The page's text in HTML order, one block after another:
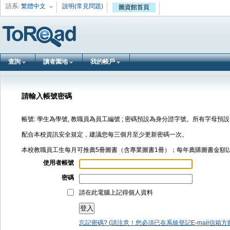
語系: 繁體中文 說明(常見問題) 圖資館首頁
查詢 讀者園地 我的帳戶
請輸入帳號密碼
帳號: 學生為學號, 教職員為員工編號 ; 密碼預設為身分證字號。所有字母預
配合本校資訊安全規定，建議您每三個月至少更新密碼一次。
本校教職員工生每月可推薦5冊圖書（含專業圖書1冊）；每年薦購圖書金額
使用者帳號
密碼
請在此電腦上記得個人資料
忘記密碼? (請注意！您必須已在系統登記E-mail信箱方